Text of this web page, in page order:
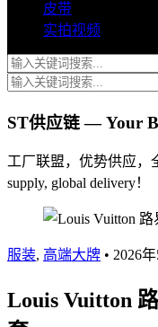
皮带
实拍视频
ST供应链 — Your
工厂联盟，优势供应，
supply, global delivery！
服装, 高端大牌 • 2026
Louis Vuitton